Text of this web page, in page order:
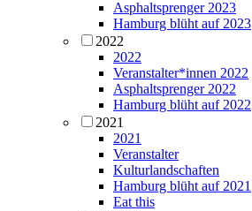
Asphaltsprenger 2023
Hamburg blüht auf 2023
2022
2022
Veranstalter*innen 2022
Asphaltsprenger 2022
Hamburg blüht auf 2022
2021
2021
Veranstalter
Kulturlandschaften
Hamburg blüht auf 2021
Eat this